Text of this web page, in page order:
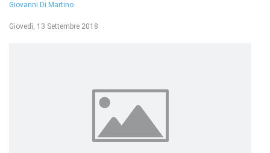
Giovanni Di Martino
Giovedì, 13 Settembre 2018